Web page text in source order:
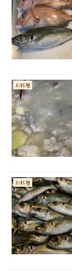
お料理
お料理